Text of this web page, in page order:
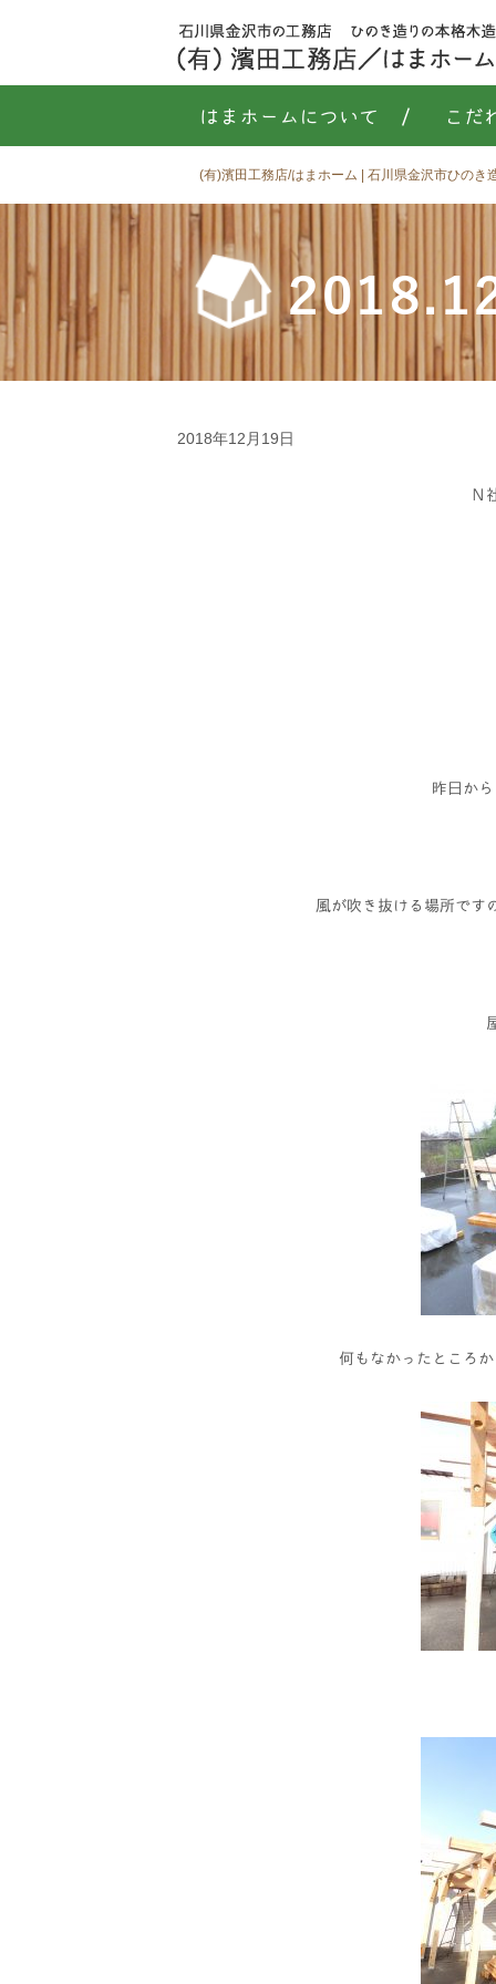
はまホームについて / こだ
(有)濱田工務店/はまホーム | 石川県金沢市ひのき
2018年12月19日
Ｎ
昨日か
風が吹き抜ける場所です
何もなかったところ